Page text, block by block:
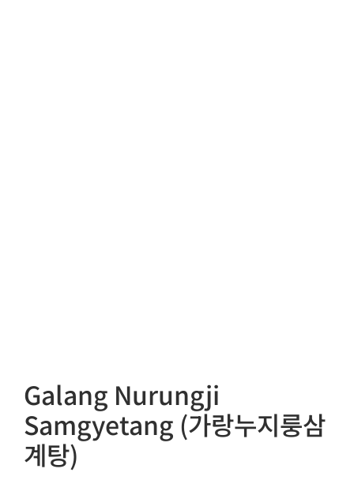
Galang Nurungji
Samgyetang (가랑누지룽삼
계탕)